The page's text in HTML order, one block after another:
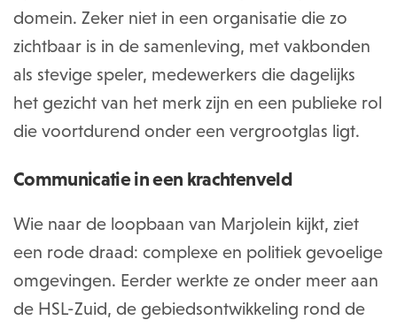
domein. Zeker niet in een organisatie die zo
zichtbaar is in de samenleving, met vakbonden
als stevige speler, medewerkers die dagelijks
het gezicht van het merk zijn en een publieke rol
die voortdurend onder een vergrootglas ligt.
Communicatie in een krachtenveld
Wie naar de loopbaan van Marjolein kijkt, ziet
een rode draad: complexe en politiek gevoelige
omgevingen. Eerder werkte ze onder meer aan
de HSL-Zuid, de gebiedsontwikkeling rond de